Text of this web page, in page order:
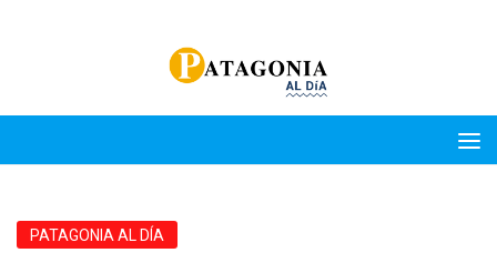
PATAGONIA AL DÍA